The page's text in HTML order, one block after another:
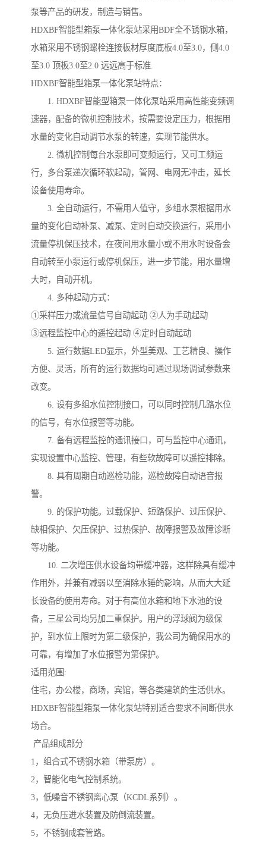
泵等产品的研发，制造与销售。
HDXBF智能型箱泵一体化泵站采用BDF全不锈钢水箱，
水箱采用不锈钢螺栓连接板材厚度底板4.0至3.0，侧4.0
至3.0 顶板3.0至2.0 远远高于标准.
HDXBF智能型箱泵一体化泵站特点：
1. HDXBF智能型箱泵一体化泵站采用高性能变频调
速器，配备的微机控制技术，按需要设定压力，根据用
水量的变化自动调节水泵的转速，实现节能供水。
2. 微机控制每台水泵即可变频运行，又可工频运
行，多台泵递次循环软起动，管网、电网无冲击，延长
设备使用寿命。
3. 全自动运行，不需用人值守，多组水泵根据用水
量的变化自动补泵、减泵、定时自动交换运行，采用小
流量停机保压技术，在夜间用水量小或不用水时设备会
自动转至小泵运行或停机保压，进一步节能，用水量增
大时，自动开机。
4. 多种起动方式：
①采样压力或流量信号自动起动 ②人为手动起动
③远程监控中心的遥控起动 ④定时自动起动
5. 运行数据LED显示，外型美观、工艺精良、操作
方便、灵活，所有的运行数据均可通过现场调试参数来
改变。
6. 设有多组水位控制接口，可以同时控制几路水位
的信号，有水位报警等功能。
7. 备有远程监控的通讯接口，可与监控中心通讯，
实现设置中心监控、管理，有些软故障可以遥控排除。
8. 具有周期自动巡检功能，巡检故障自动语音报
警。
9. 的保护功能。过载保护、短路保护、过压保护、
缺相保护、欠压保护、过热保护、故障报警及故障诊断
等功能。
10. 二次增压供水设备均带缓冲器，这样除具有缓冲
作用外，并兼有减弱以至消除水锤的影响，从而大大延
长设备的使用寿命。对于有高位水箱和地下水池的设
备，三星公司均另加二重保护。用户的浮球阀为级保
护，到水位上限时为第二级保护，我公司为确保用水的
可靠，有增加了水位报警为第保护。
适用范围:
住宅，办公楼，商场，宾馆，等各类建筑的生活供水。
HDXBF智能型箱泵一体化泵站特别适合要求不间断供水
场合。
产品组成部分
1，组合式不锈钢水箱（带泵房）。
2，智能化电气控制系统。
3，低噪音不锈钢离心泵（KCDL系列）。
4，无负压进水装置及防倒流装置。
5，不锈钢成套管路。